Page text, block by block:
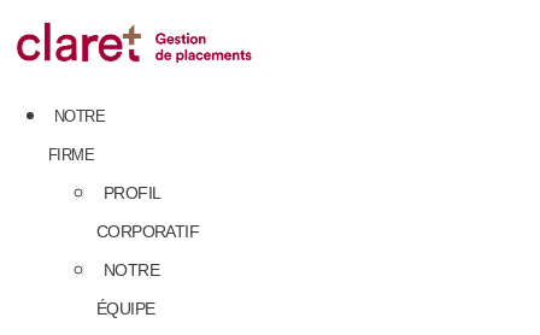
to
content
NOTRE
FIRME
PROFIL
CORPORATIF
NOTRE
ÉQUIPE